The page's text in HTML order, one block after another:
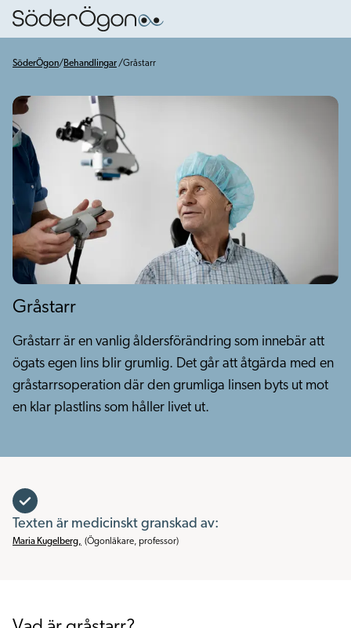
SöderÖgon/Behandlingar/Gråstarr
Gråstarr
Gråstarr är en vanlig åldersförändring som innebär att
ögats egen lins blir grumlig. Det går att åtgärda med en
gråstarrsoperation där den grumliga linsen byts ut mot
en klar plastlins som håller livet ut.
Texten är medicinskt granskad av:
Maria Kugelberg, (Ögonläkare, professor)